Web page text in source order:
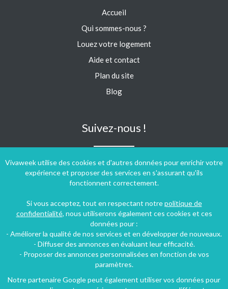
Vivaweek utilise des cookies et d'autres données pour enrichir votre
expérience et proposer des services en s'assurant qu'ils
fonctionnent correctement.
Si vous acceptez, tout en respectant notrepolitique de
confidentialité, nous utiliserons également ces cookies et ces
données pour :
- Améliorer la qualité de nos services et en développer de nouveaux.
- Diffuser des annonces en évaluant leur efficacité.
- Proposer des annonces personnalisées en fonction de vos
paramètres.
Notre partenaire Google peut également utiliser vos données pour
Accueil
Qui sommes-nous ?
Louez votre logement
Aide et contact
Plan du site
Blog
Suivez-nous !